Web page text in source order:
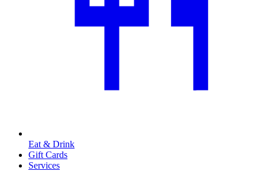
Eat & Drink
Gift Cards
Services